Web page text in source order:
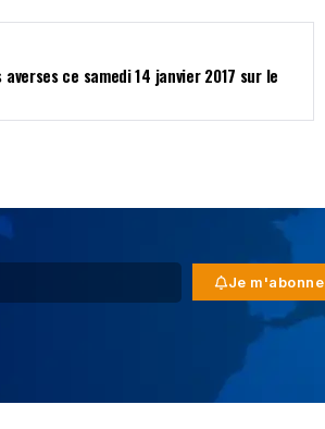
ce samedi 14 janvier 2017 sur le
Je m'abonne